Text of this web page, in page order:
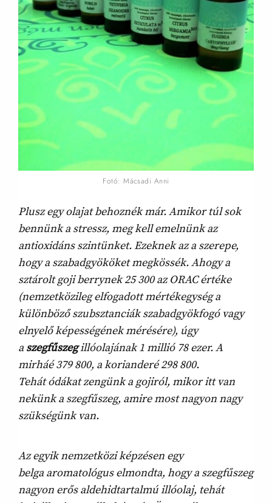
Fotó: Mácsadi Anni
Plusz egy olajat behoznék már. Amikor túl sok
bennünk a stressz, meg kell emelnünk az
antioxidáns szintünket. Ezeknek az a szerepe,
hogy a szabadgyököket megkössék. Ahogy a
sztárolt goji berrynek 25 300 az ORAC értéke
(nemzetközileg elfogadott mértékegység a
különböző szubsztanciák szabadgyökfogó vagy
elnyelő képességének mérésére), úgy
a szegfűszegillóolajának 1 millió 78 ezer. A
mirháé 379 800, a korianderé 298 800.
Tehát ódákat zengünk a gojiról, mikor itt van
nekünk a szegfűszeg, amire most nagyon nagy
szükségünk van.
Az egyik nemzetközi képzésen egy
belga aromatológus elmondta, hogy a szegfűszeg
nagyon erős aldehidtartalmú illóolaj, tehát